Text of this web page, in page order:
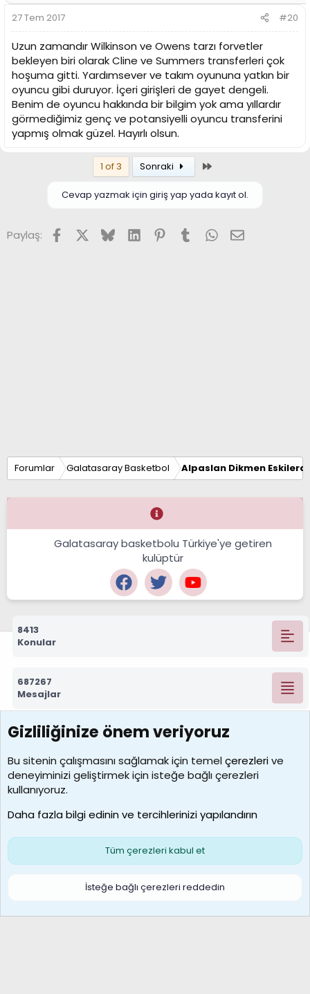
27 Tem 2017 #20
Uzun zamandır Wilkinson ve Owens tarzı forvetler
bekleyen biri olarak Cline ve Summers transferleri çok
hoşuma gitti. Yardımsever ve takım oyununa yatkın bir
oyuncu gibi duruyor. İçeri girişleri de gayet dengeli.
Benim de oyuncu hakkında bir bilgim yok ama yıllardır
görmediğimiz genç ve potansiyelli oyuncu transferini
yapmış olmak güzel. Hayırlı olsun.
1 of 3 Sonraki
Cevap yazmak için giriş yap yada kayıt ol.
Paylaş: FacebookX (Twitter)
BlueskyLinkedInPinterest
TumblrWhatsApp
E-posta
Forumlar Galatasaray Basketbol Alpaslan Dikmen
Galatasaray basketbolu Türkiye'ye getiren
kulüptür
8413
Konular
687267
Mesajlar
7388
Kullanıcılar
borabekirogluu
Son üye
Çerezler
S
Gizliliğinize önem veriyoruz
Bu sitenin çalışmasını sağlamak için temelçerezlerive
deneyiminizi geliştirmek için isteğe bağlı çerezleri
kullanıyoruz.
Daha fazla bilgi edinin ve tercihlerinizi yapılandırın
Tüm çerezleri kabul et
İsteğe bağlı çerezleri reddedin